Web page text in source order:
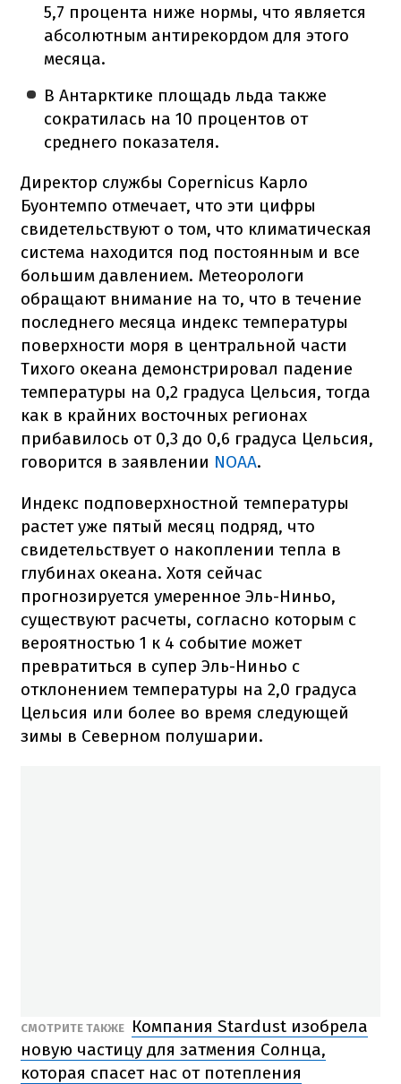
5,7 процента ниже нормы, что является
абсолютным антирекордом для этого
месяца.
В Антарктике площадь льда также
сократилась на 10 процентов от
среднего показателя.
Директор службы Copernicus Карло
Буонтемпо отмечает, что эти цифры
свидетельствуют о том, что климатическая
система находится под постоянным и все
большим давлением. Метеорологи
обращают внимание на то, что в течение
последнего месяца индекс температуры
поверхности моря в центральной части
Тихого океана демонстрировал падение
температуры на 0,2 градуса Цельсия, тогда
как в крайних восточных регионах
прибавилось от 0,3 до 0,6 градуса Цельсия,
говорится в заявлении NOAA.
Индекс подповерхностной температуры
растет уже пятый месяц подряд, что
свидетельствует о накоплении тепла в
глубинах океана. Хотя сейчас
прогнозируется умеренное Эль-Ниньо,
существуют расчеты, согласно которым с
вероятностью 1 к 4 событие может
превратиться в супер Эль-Ниньо с
отклонением температуры на 2,0 градуса
Цельсия или более во время следующей
зимы в Северном полушарии.
СМОТРИТЕ ТАКЖЕ
Компания Stardust изобрела
новую частицу для затмения Солнца,
которая спасет нас от потепления